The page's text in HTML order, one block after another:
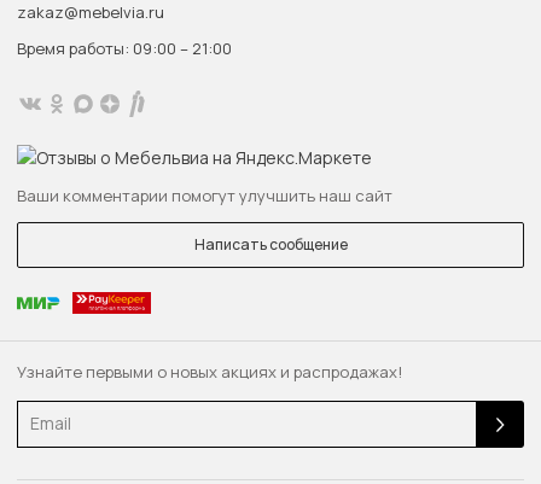
Узнайте первыми о новых акциях и распродажах!
Email
zakaz@mebelvia.ru
Время работы: 09:00 – 21:00
Ваши комментарии помогут улучшить наш сайт
Написать сообщение